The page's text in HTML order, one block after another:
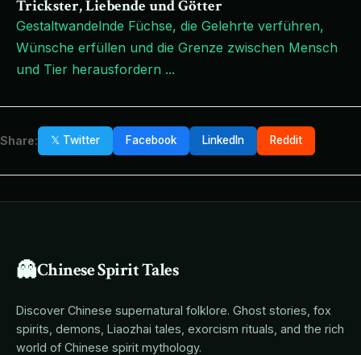
Trickster, Liebende und Götter
Gestaltwandelnde Füchse, die Gelehrte verführen,
Wünsche erfüllen und die Grenze zwischen Mensch
und Tier herausfordern ...
Share: 𝕏 Twitter Facebook LinkedIn Reddit
👻Chinese Spirit Tales
Discover Chinese supernatural folklore. Ghost stories, fox
spirits, demons, Liaozhai tales, exorcism rituals, and the rich
world of Chinese spirit mythology.